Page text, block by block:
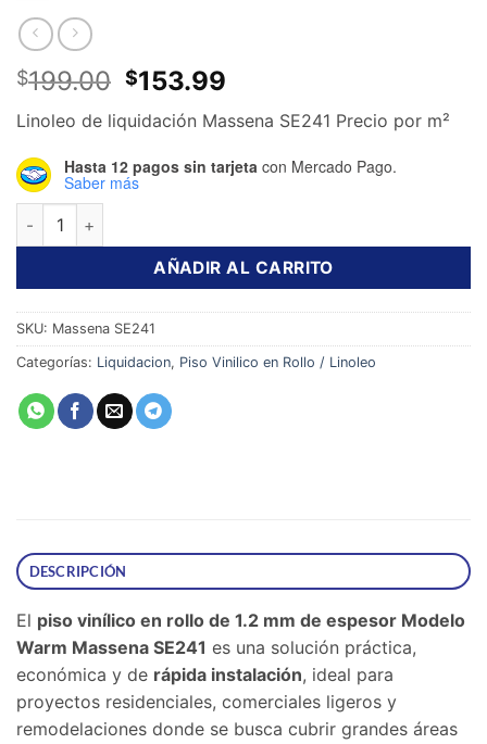
$199.00 El
precio
original
era:
$199.00.
$153.99
precio
actual
es:
$153.99.
Linoleo de liquidación Massena SE241 Precio por m²
Hasta 12 pagos sin tarjeta con Mercado Pago.
Saber más
Piso Vinilico en Rollo Massena SE241 cantidad
AÑADIR AL CARRITO
SKU: Massena SE241
Categorías: Liquidacion, Piso Vinilico en Rollo / Linoleo
DESCRIPCIÓN
El piso vinílico en rollo de 1.2 mm de espesor Modelo
Warm Massena SE241 es una solución práctica,
económica y de rápida instalación, ideal para
proyectos residenciales, comerciales ligeros y
remodelaciones donde se busca cubrir grandes áreas